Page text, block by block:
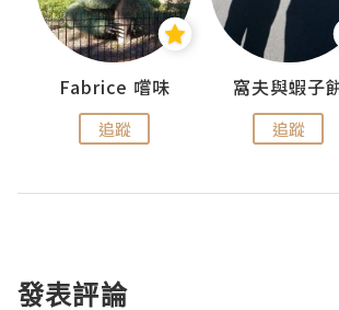
Fabrice 嚐味
追蹤
窩夫與蝦子
追蹤
發表評論